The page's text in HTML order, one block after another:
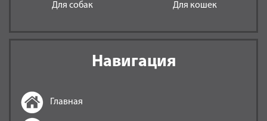
Для собак Для кошек
Навигация
Главная